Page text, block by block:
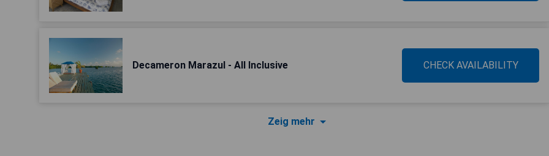
Decameron Marazul - All Inclusive CHECK AVAILABILITY
Zeig mehr